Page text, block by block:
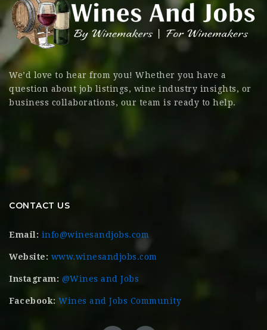
We’d love to hear from you! Whether you have a
question about job listings, wine industry insights, or
business collaborations, our team is ready to help.
CONTACT US
Email: info@winesandjobs.com
Website: www.winesandjobs.com
Instagram: @Wines and Jobs
Facebook: Wines and Jobs Community